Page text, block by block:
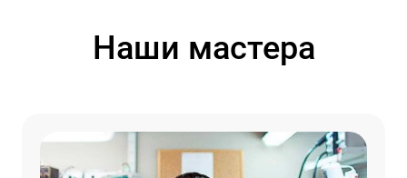
Наши мастера